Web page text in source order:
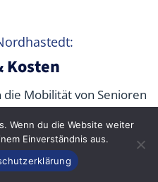
Kosten
Mobilität von Senioren
Wänden sowie in
Aberwas kostet ein
Wir verraten Ihnen die
Wenn du die Website weiter
Einverständnis aus.